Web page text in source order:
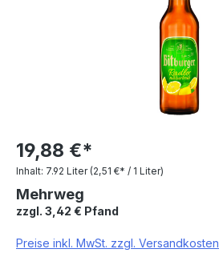
19,88 €*
Inhalt: 7.92 Liter (2,51 €* / 1 Liter)
Mehrweg
zzgl. 3,42 € Pfand
Preise inkl. MwSt. zzgl. Versandkosten